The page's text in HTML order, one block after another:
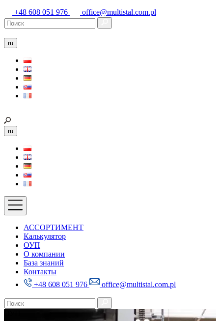
+48 608 051 976 office@multistal.com.pl
ru
ru
АССОРТИМЕНТ
Калькулятор
ОУП
О компании
База знаний
Контакты
+48 608 051 976
office@multistal.com.pl